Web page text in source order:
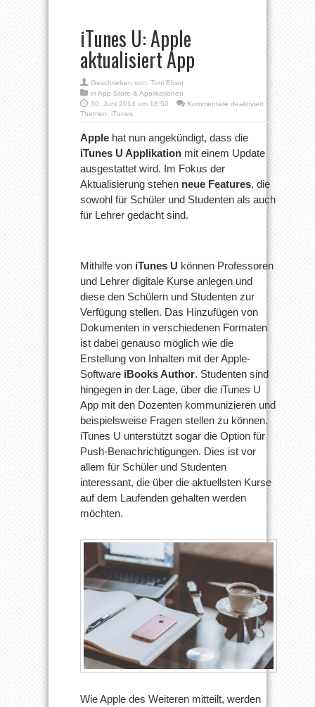
iTunes U: Apple
aktualisiert App
Geschrieben von: Toni Ebert
in App Store & Applikationen
30. Juni 2014 um 18:50
Kommentare deaktiviertfür
U:
Apple
aktualisiert
App
Themen: iTunes
Apple hat nun angekündigt, dass die
iTunes U Applikation mit einem Update
ausgestattet wird. Im Fokus der
Aktualisierung stehen neue Features, die
sowohl für Schüler und Studenten als auch
für Lehrer gedacht sind.
Mithilfe von iTunes U können Professoren
und Lehrer digitale Kurse anlegen und
diese den Schülern und Studenten zur
Verfügung stellen. Das Hinzufügen von
Dokumenten in verschiedenen Formaten
ist dabei genauso möglich wie die
Erstellung von Inhalten mit der Apple-
Software iBooks Author. Studenten sind
hingegen in der Lage, über die iTunes U
App mit den Dozenten kommunizieren und
beispielsweise Fragen stellen zu können.
iTunes U unterstützt sogar die Option für
Push-Benachrichtigungen. Dies ist vor
allem für Schüler und Studenten
interessant, die über die aktuellsten Kurse
auf dem Laufenden gehalten werden
möchten.
Wie Apple des Weiteren mitteilt, werden